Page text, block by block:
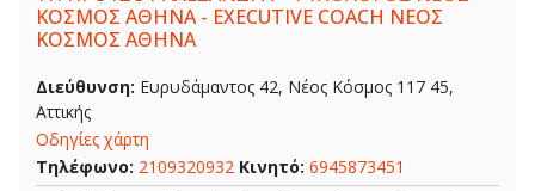
ΚΟΣΜΟΣ ΑΘΗΝΑ - EXECUTIVE COACH ΝΕΟΣ
ΚΟΣΜΟΣ ΑΘΗΝΑ
Διεύθυνση: Ευρυδάμαντος 42, Νέος Κόσμος 117 45,
Αττικής
Οδηγίες χάρτη
Τηλέφωνο: 2109320932 Κινητό: 6945873451